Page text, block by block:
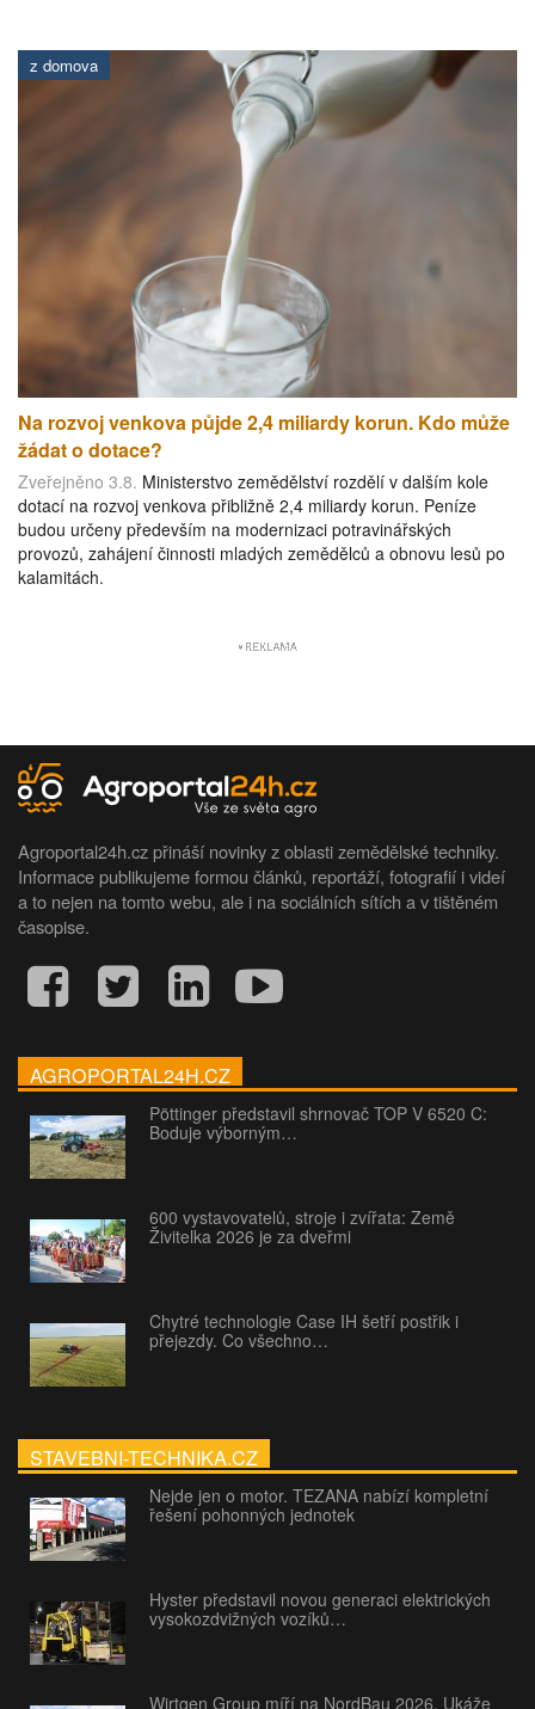
z domova
Na rozvoj venkova půjde 2,4 miliardy korun. Kdo může
žádat o dotace?
Zveřejněno 3.8. Ministerstvo zemědělství rozdělí v dalším kole
dotací na rozvoj venkova přibližně 2,4 miliardy korun. Peníze
budou určeny především na modernizaci potravinářských
provozů, zahájení činnosti mladých zemědělců a obnovu lesů po
kalamitách.
Agroportal24h.cz přináší novinky z oblasti zemědělské techniky.
Informace publikujeme formou článků, reportáží, fotografií i videí
a to nejen na tomto webu, ale i na sociálních sítích a v tištěném
časopise.
AGROPORTAL24H.CZ
Pöttinger představil shrnovač TOP V 6520 C:
Boduje výborným…
600 vystavovatelů, stroje i zvířata: Země
Živitelka 2026 je za dveřmi
Chytré technologie Case IH šetří postřik i
přejezdy. Co všechno…
STAVEBNI-TECHNIKA.CZ
Nejde jen o motor. TEZANA nabízí kompletní
řešení pohonných jednotek
Hyster představil novou generaci elektrických
vysokozdvižných vozíků…
Wirtgen Group míří na NordBau 2026. Ukáže